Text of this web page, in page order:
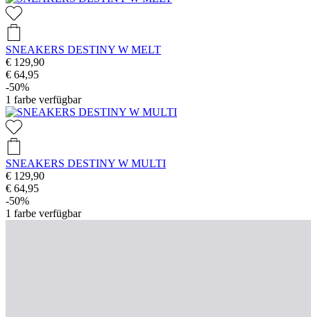
SNEAKERS DESTINY W MELT
€ 129,90
€ 64,95
-50%
1 farbe verfügbar
SNEAKERS DESTINY W MULTI
€ 129,90
€ 64,95
-50%
1 farbe verfügbar